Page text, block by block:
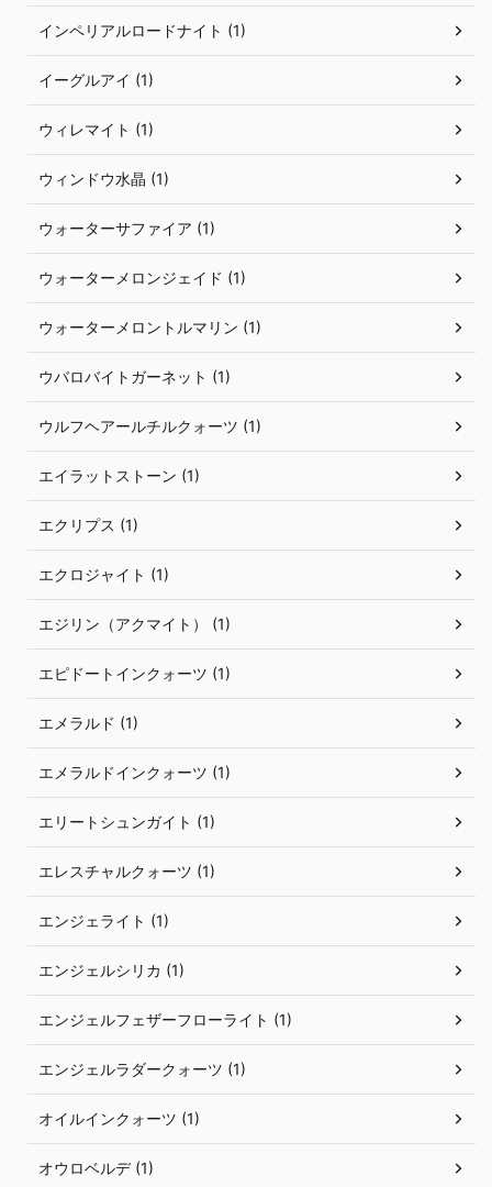
インペリアルロードナイト (1)
イーグルアイ (1)
ウィレマイト (1)
ウィンドウ水晶 (1)
ウォーターサファイア (1)
ウォーターメロンジェイド (1)
ウォーターメロントルマリン (1)
ウバロバイトガーネット (1)
ウルフヘアールチルクォーツ (1)
エイラットストーン (1)
エクリプス (1)
エクロジャイト (1)
エジリン（アクマイト） (1)
エピドートインクォーツ (1)
エメラルド (1)
エメラルドインクォーツ (1)
エリートシュンガイト (1)
エレスチャルクォーツ (1)
エンジェライト (1)
エンジェルシリカ (1)
エンジェルフェザーフローライト (1)
エンジェルラダークォーツ (1)
オイルインクォーツ (1)
オウロベルデ (1)